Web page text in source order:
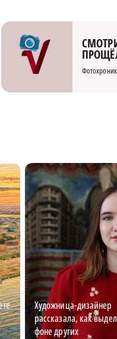
Художница-дизайнер
рассказала, как
фоне других